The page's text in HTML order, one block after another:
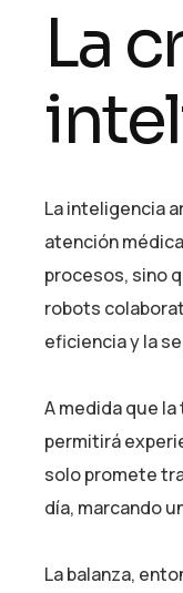
La
La inteligencia
atención
procesos, sino
robots
eficiencia y la
A medida que
permitirá
solo promete
día, marcando
La balanza,